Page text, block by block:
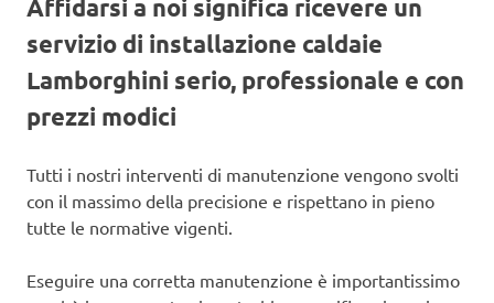
Affidarsi a noi significa ricevere un
servizio di installazione caldaie
Lamborghini serio, professionale e con
prezzi modici
Tutti i nostri interventi di manutenzione vengono svolti
con il massimo della precisione e rispettano in pieno
tutte le normative vigenti.
Eseguire una corretta manutenzione è importantissimo